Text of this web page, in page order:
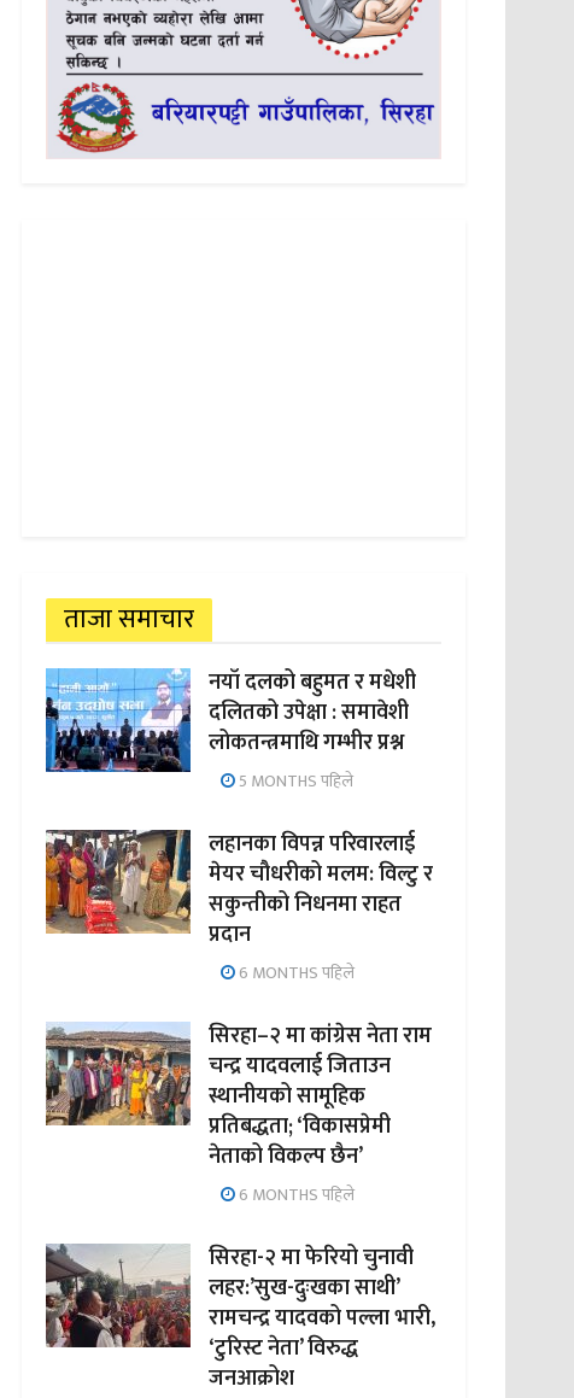
ताजा समाचार
नयाँ दलको बहुमत र मधेशी
दलितको उपेक्षा : समावेशी
लोकतन्त्रमाथि गम्भीर प्रश्न
5 MONTHS पहिले
लहानका विपन्न परिवारलाई
मेयर चौधरीको मलम: विल्टु र
सकुन्तीको निधनमा राहत
प्रदान
6 MONTHS पहिले
सिरहा–२ मा कांग्रेस नेता राम
चन्द्र यादवलाई जिताउन
स्थानीयको सामूहिक
प्रतिबद्धता; ‘विकासप्रेमी
नेताको विकल्प छैन’
6 MONTHS पहिले
सिरहा-२ मा फेरियो चुनावी
लहर:’सुख-दुःखका साथी’
रामचन्द्र यादवको पल्ला भारी,
‘टुरिस्ट नेता’ विरुद्ध
जनआक्रोश